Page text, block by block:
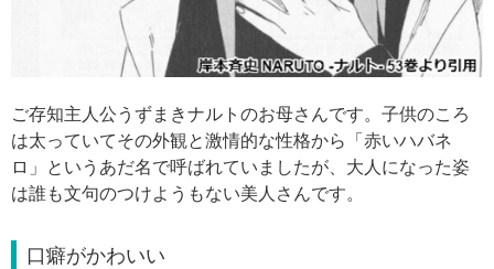
ご存知主人公うずまきナルトのお母さんです。子供のころ
は太っていてその外観と激情的な性格から「赤いハバネ
ロ」というあだ名で呼ばれていましたが、大人になった姿
は誰も文句のつけようもない美人さんです。
口癖がかわいい